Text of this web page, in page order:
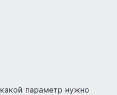
параметр нужно